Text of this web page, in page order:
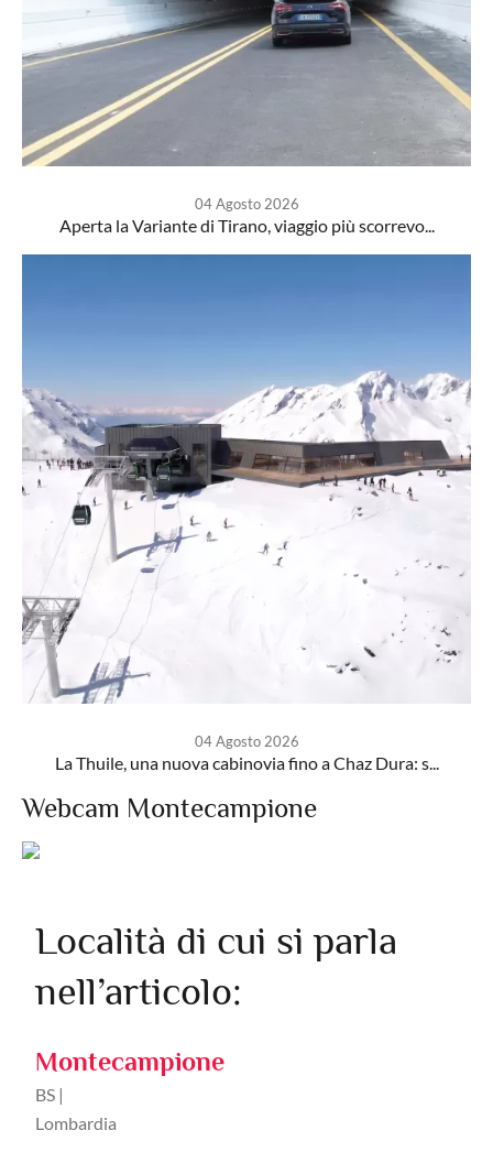
04 Agosto 2026
Aperta la Variante di Tirano, viaggio più scorrevo...
04 Agosto 2026
La Thuile, una nuova cabinovia fino a Chaz Dura: s...
Webcam Montecampione
Località di cui si parla
nell’articolo:
Montecampione
BS |
Lombardia